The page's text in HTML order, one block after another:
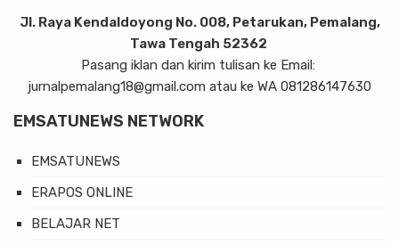
Jl. Raya Kendaldoyong No. 008, Petarukan, Pemalang,
Tawa Tengah 52362
Pasang iklan dan kirim tulisan ke Email:
jurnalpemalang18@gmail.com atau ke WA 081286147630
EMSATUNEWS NETWORK
EMSATUNEWS
ERAPOS ONLINE
BELAJAR NET